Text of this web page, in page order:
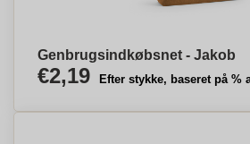
Genbrugsindkøbsnet - Jakob
€2,19 Efter stykke, baseret på %